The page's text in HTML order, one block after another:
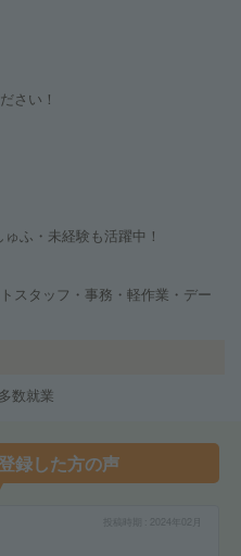
さい！
ふ・未経験も活躍中！
スタッフ・事務・軽作業・デー
数就業
録した方の声
2024年02月